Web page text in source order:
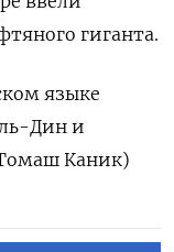
гиганта.
языке
Дин и
Каник)